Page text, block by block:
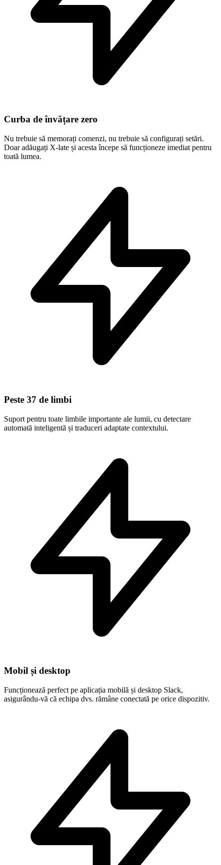
Curba de învățare zero
Nu trebuie să memorați comenzi, nu trebuie să configurați setări.
Doar adăugați X-late și acesta începe să funcționeze imediat pentru
toată lumea.
Peste 37 de limbi
Suport pentru toate limbile importante ale lumii, cu detectare
automată inteligentă și traduceri adaptate contextului.
Mobil și desktop
Funcționează perfect pe aplicația mobilă și desktop Slack,
asigurându-vă că echipa dvs. rămâne conectată pe orice dispozitiv.